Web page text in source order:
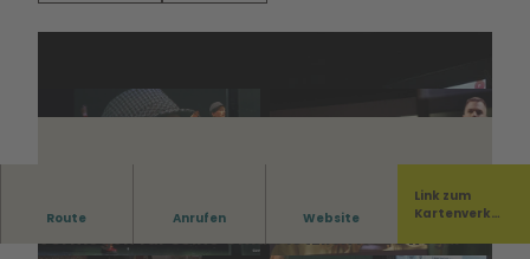
Route Anrufen Website
Link zum
Kartenverka
Emil fährt nach Berlin. Im Gepäck ein kleines
Vermögen für seine Oma. Plötzlich ist es weg...